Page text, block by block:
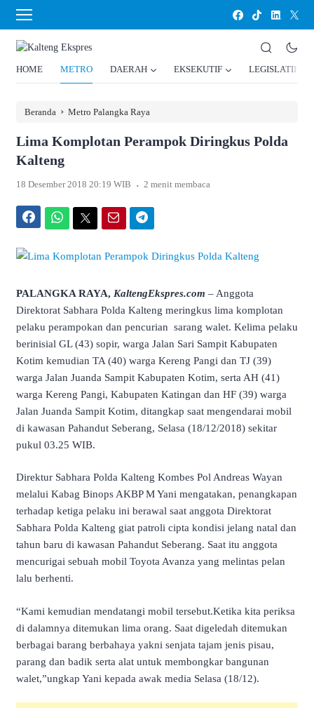
HOME METRO DAERAH EKSEKUTIF LEGISLATIF
Beranda › Metro Palangka Raya
Lima Komplotan Perampok Diringkus Polda
Kalteng
18 Desember 2018 20:19 WIB . 2 menit membaca
PALANGKA RAYA, KaltengEkspres.com – Anggota
Direktorat Sabhara Polda Kalteng meringkus lima komplotan
pelaku perampokan dan pencurian sarang walet. Kelima pelaku
berinisial GL (43) sopir, warga Jalan Sari Sampit Kabupaten
Kotim kemudian TA (40) warga Kereng Pangi dan TJ (39)
warga Jalan Juanda Sampit Kabupaten Kotim, serta AH (41)
warga Kereng Pangi, Kabupaten Katingan dan HF (39) warga
Jalan Juanda Sampit Kotim, ditangkap saat mengendarai mobil
di kawasan Pahandut Seberang, Selasa (18/12/2018) sekitar
pukul 03.25 WIB.
Direktur Sabhara Polda Kalteng Kombes Pol Andreas Wayan
melalui Kabag Binops AKBP M Yani mengatakan, penangkapan
terhadap ketiga pelaku ini berawal saat anggota Direktorat
Sabhara Polda Kalteng giat patroli cipta kondisi jelang natal dan
tahun baru di kawasan Pahandut Seberang. Saat itu anggota
mencurigai sebuah mobil Toyota Avanza yang melintas pelan
lalu berhenti.
“Kami kemudian mendatangi mobil tersebut.Ketika kita periksa
di dalamnya ditemukan lima orang. Saat digeledah ditemukan
berbagai barang berbahaya yakni senjata tajam jenis pisau,
parang dan badik serta alat untuk membongkar bangunan
walet,”ungkap Yani kepada awak media Selasa (18/12).